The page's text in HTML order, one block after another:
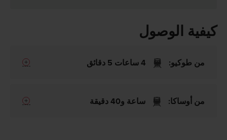
كيفية الوصول
من طوكيو: 4 ساعات 5 دقائق
من أوساكا: ساعة و40 دقيقة